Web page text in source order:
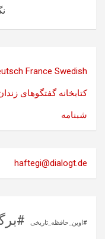
France Swedish
کتابخانه گفتگوهای
شبنامه
haftegi@dialogt.de
#اوین_حافظه_تاریخی